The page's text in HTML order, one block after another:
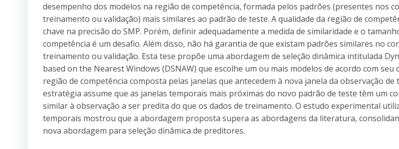
desempenho dos modelos na região de competência, formada pelos padrões (presentes nos
treinamento ou validação) mais similares ao padrão de teste. A qualidade da região de
chave na precisão do SMP. Porém, definir adequadamente a medida de similaridade e o
competência é um desafio. Além disso, não há garantia de que existam padrões similares no
treinamento ou validação. Esta tese propõe uma abordagem de seleção dinâmica intitulada
based on the Nearest Windows (DSNAW) que escolhe um ou mais modelos de acordo com seu
região de competência composta pelas janelas que antecedem à nova janela da observação de
estratégia assume que as janelas temporais mais próximas do novo padrão de teste têm um
similar à observação a ser predita do que os dados de treinamento. O estudo experimental
temporais mostrou que a abordagem proposta supera as abordagens da literatura,
nova abordagem para seleção dinâmica de preditores.